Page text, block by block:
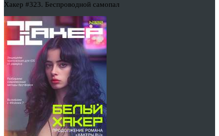
Хакер #323. Беспроводной самопал